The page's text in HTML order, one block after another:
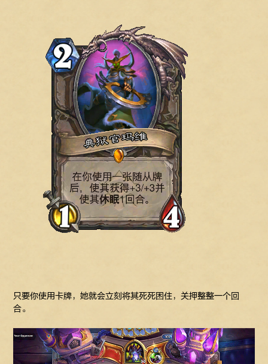
只要你使用卡牌，她就会立刻将其死死困住，关押整整一个回
合。